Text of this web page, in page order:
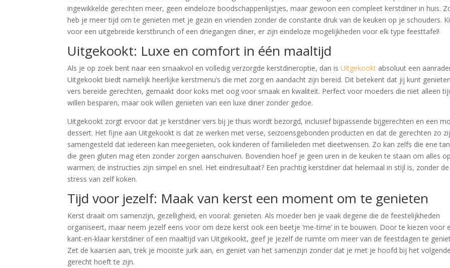
ingewikkelde gerechten meer, geen eindeloze boodschappenlijstjes, maar gewoon een compleet kerstdiner in huis.
heb je meer tijd om te genieten met je gezin en vrienden zonder de constante druk van de keuken op je schouders.
voor een uitgebreide kerstbrunch of een driegangen diner, er zijn eindeloze mogelijkheden voor elk type feesttafel!
Uitgekookt: Luxe en comfort in één maaltijd
Als je op zoek bent naar een smaakvol en volledig verzorgde kerstdineroptie, dan isUitgekookt absoluut een
Uitgekookt biedt namelijk heerlijke kerstmenu’s die met zorg en aandacht zijn bereid. Dit betekent dat jij kunt
vers bereide gerechten, gemaakt door koks met oog voor smaak en kwaliteit. Perfect voor moeders die niet alleen
willen besparen, maar ook willen genieten van een luxe diner zonder gedoe.
Uitgekookt zorgt ervoor dat je kerstdiner vers bij je thuis wordt bezorgd, inclusief bijpassende bijgerechten en een
dessert. Het fijne aan Uitgekookt is dat ze werken met verse, seizoensgebonden producten en dat de gerechten zo
samengesteld dat iedereen kan meegenieten, ook kinderen of familieleden met dieetwensen. Zo kan zelfs die ene
die geen gluten mag eten zonder zorgen aanschuiven. Bovendien hoef je geen uren in de keuken te staan om alles
warmen; de instructies zijn simpel en snel. Het eindresultaat? Een prachtig kerstdiner dat helemaal in stijl is, zonder de
stress van zelf koken.
Tijd voor jezelf: Maak van kerst een moment om te genieten
Kerst draait om samenzijn, gezelligheid, en vooral: genieten. Als moeder ben je vaak degene die de feestelijkheden
organiseert, maar neem jezelf eens voor om deze kerst ook een beetje ‘me-time’ in te bouwen. Door te kiezen voor
kant-en-klaar kerstdiner of een maaltijd van Uitgekookt, geef je jezelf de ruimte om meer van de feestdagen te
Zet de kaarsen aan, trek je mooiste jurk aan, en geniet van het samenzijn zonder dat je met je hoofd bij het volgende
gerecht hoeft te zijn.